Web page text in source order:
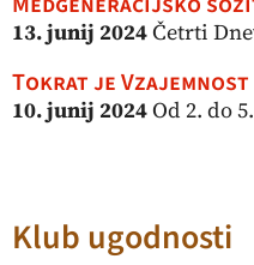
13. junij 2024Četrti
Tokrat je
10. junij 2024Od 2. do
Klub ugodnosti